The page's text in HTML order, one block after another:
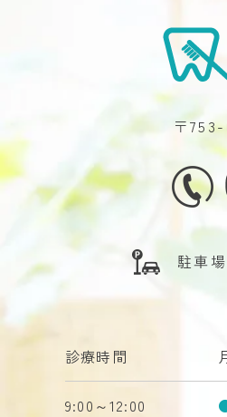
〒
駐車
診療時間
9:00～12:00